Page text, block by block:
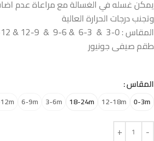
يمكن غسله في الغسالة مع مراعاة عدم
وتجنب درجات الحرارة العالية
المقاس : 0-3 & 3-6 & 6-9 & 9-12 & 12-18 & 18-24
طقم صيفى جونيور
المقاس
0-3m
12-18m
18-24m
3-6m
6-9m